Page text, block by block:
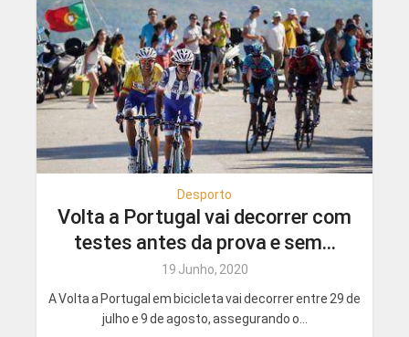
Desporto
Volta a Portugal vai decorrer com
testes antes da prova e sem...
19 Junho, 2020
A Volta a Portugal em bicicleta vai decorrer entre 29 de
julho e 9 de agosto, assegurando o...